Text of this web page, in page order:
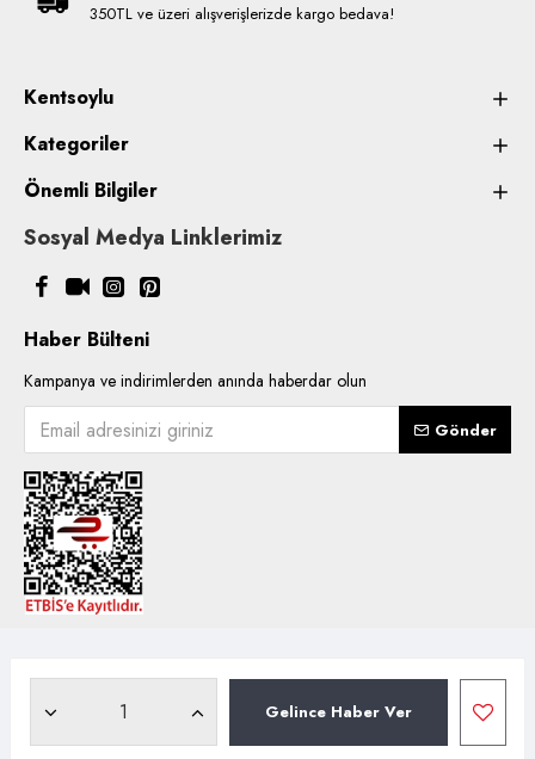
Gelince Haber Ver
350TL ve üzeri alışverişlerizde kargo bedava!
Kentsoylu
Kategoriler
Önemli Bilgiler
Sosyal Medya Linklerimiz
Haber Bülteni
Kampanya ve indirimlerden anında haberdar olun
Gönder